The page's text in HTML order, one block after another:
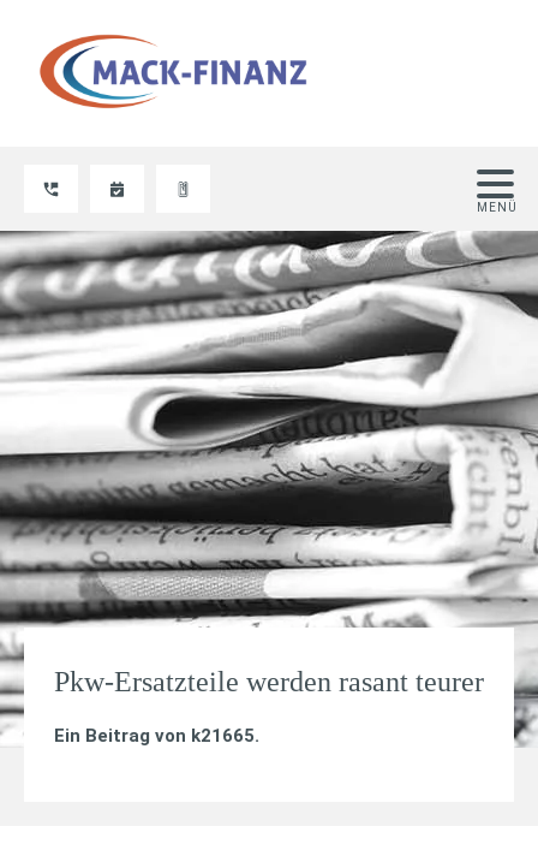
Pkw-Ersatzteile werden rasant teurer
Ein Beitrag von k21665.